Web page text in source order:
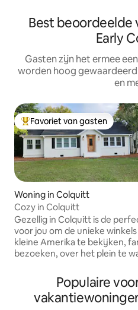
Best beoordeelde
Early
Gasten zijn het ermee
worden hoog
en
Topfavoriet van gasten
Favoriet van gasten
Woning in Colquitt
Cozy in Colquitt
Gezellig in Colquitt is de
voor jou om de unieke
kleine Amerika te bekijken,
bezoeken, over het plein te
Gravy, de muurschilderingen te
bekijken en gracieuze
mensen te ontmoeten.
Populaire